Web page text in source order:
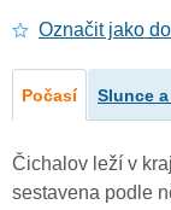
Označit jako
Počasí Slunce
Čichalov leží v
sestavena podle